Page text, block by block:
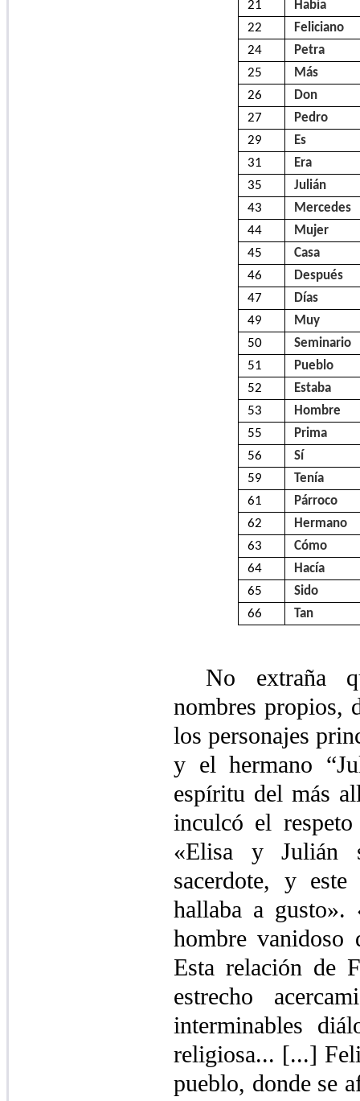
21
Había
22
Feliciano
24
Petra
25
Más
26
Don
27
Pedro
29
Es
31
Era
35
Julián
43
Mercedes
44
Mujer
45
Casa
46
Después
47
Días
49
Muy
50
Seminario
51
Pueblo
52
Estaba
53
Hombre
55
Prima
56
Sí
59
Tenía
61
Párroco
62
Hermano
63
Cómo
64
Hacía
65
Sido
66
Tan
No extraña
nombres propios,
los personajes
y el hermano
espíritu del más
inculcó el
«Elisa y Julián
sacerdote, y
hallaba a
hombre
Esta relación de
estrecho
interminables
religiosa... [...]
pueblo, donde se